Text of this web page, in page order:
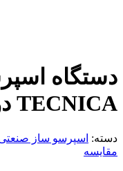
دستگاه
TECNICA دو گروپ
دسته: اسپرسو ساز
مقایسه